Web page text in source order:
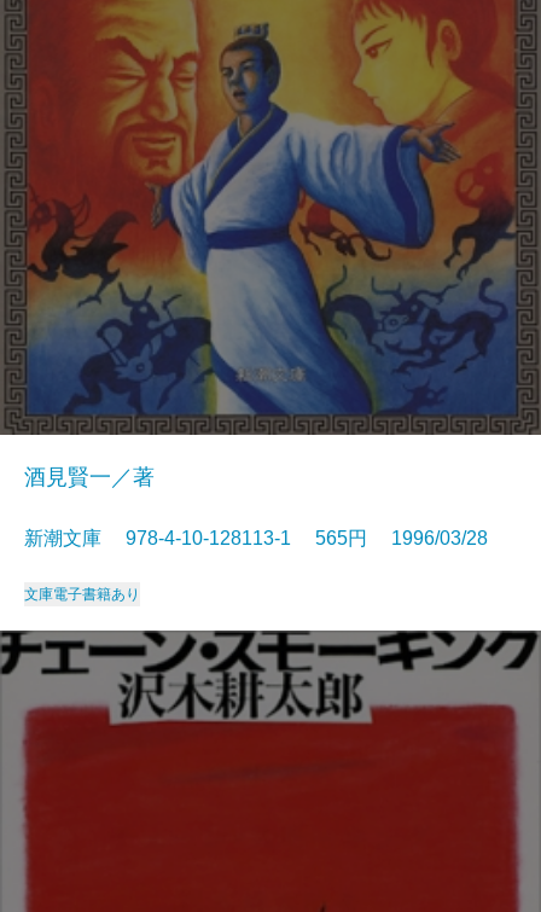
酒見賢一／著
新潮文庫 978-4-10-128113-1 565円 1996/03/28
文庫電子書籍あり